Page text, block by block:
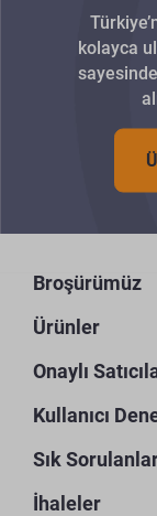
kolayca
Broşürümüz
Ürünler
Onaylı
Kullanıcı
Sık
İhaleler